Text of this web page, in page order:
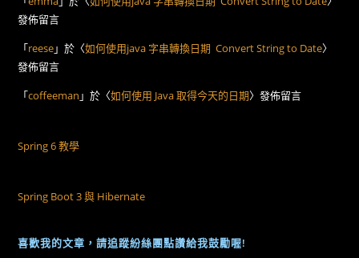
發佈留言
「reese」於〈如何使用java 字串轉換日期 Convert String to Date〉
發佈留言
「coffeeman 」於〈如何使用 Java 取得今天的日期〉發佈留言
Spring 6 教學
Spring Boot 3 與 Hibernate
喜歡我的文章，請追蹤紛絲團點讚給我鼓勵喔!